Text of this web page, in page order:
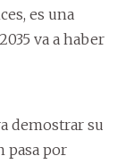
es una
va a haber
demostrar su
pasa por